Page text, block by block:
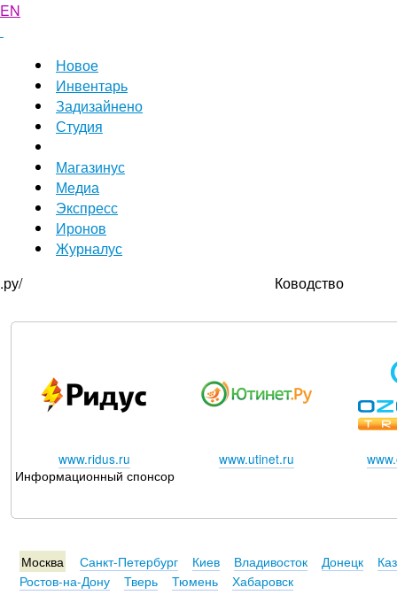
EN
Новое
Инвентарь
Задизайнено
Студия
Магазинус
Медиа
Экспресс
Иронов
Журналус
.ру/
Ководство
www.ridus.ru
Информационный спонсор
www.utinet.ru
Москва Санкт-Петербург Киев Владивосток Донецк
Ростов-на-Дону
Тверь Тюмень Хабаровск